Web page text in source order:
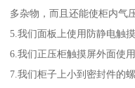
多杂物，而且还能使柜内气
5.我们面板上使用防静电触
6.我们正压柜触摸屏外面使
7.我们柜子上小到密封件的